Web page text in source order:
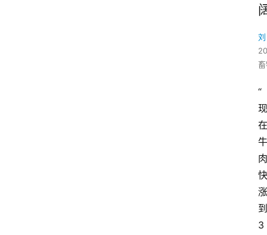
“
现
在
牛
肉
快
涨
到
3